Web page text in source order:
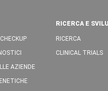
AZIENDE
RICERCA E
RICERCA
CLINICAL TRIALS